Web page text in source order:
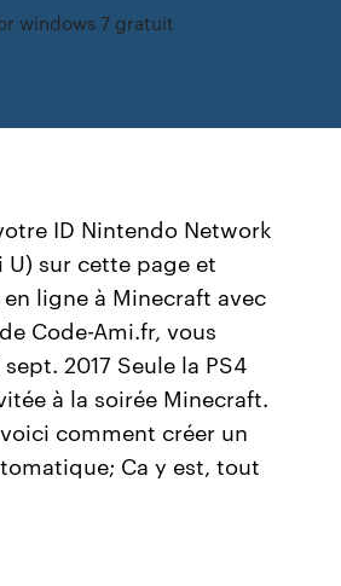
windows 7 gratuit
ID Nintendo Network
U) sur cette page et
ligne à Minecraft avec
Code-Ami.fr, vous
2017 Seule la PS4
à la soirée Minecraft.
comment créer un
Ca y est, tout